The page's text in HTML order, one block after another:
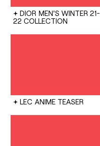
DIOR MEN'S WINTER 21-
22 COLLECTION
LEC ANIME TEASER